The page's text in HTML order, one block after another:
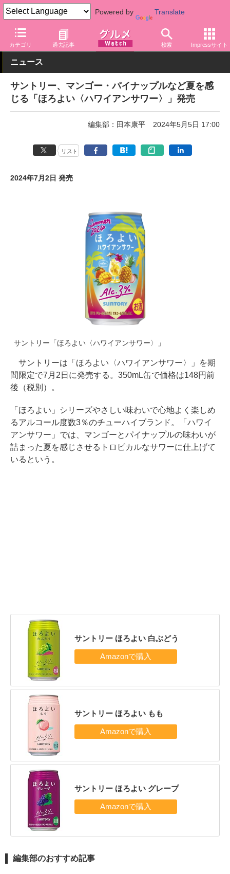
Powered by Translate
カテゴリ 過去記事 検索 Impressサイト
グルメ Watch メーカー 飲料・アルコール サントリー
ニュース
サントリー、マンゴー・パイナップルなど夏を感
じる「ほろよい〈ハワイアンサワー〉」発売
編集部：田本康平 2024年5月5日 17:00
リスト
2024年7月2日 発売
サントリー「ほろよい〈ハワイアンサワー〉」
サントリーは「ほろよい〈ハワイアンサワー〉」を期
間限定で7月2日に発売する。350mL缶で価格は148円前
後（税別）。
「ほろよい」シリーズやさしい味わいで心地よく楽しめ
るアルコール度数3％のチューハイブランド。「ハワイ
アンサワー」では、マンゴーとパイナップルの味わいが
詰まった夏を感じさせるトロピカルなサワーに仕上げて
いるという。
サントリー ほろよい 白ぶどう
サントリー ほろよい もも
サントリー ほろよい グレープ
編集部のおすすめ記事